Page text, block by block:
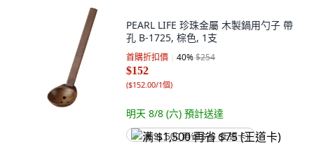
PEARL LIFE 珍珠金屬 木製鍋用勺子 帶
孔 B-1725, 棕色, 1支
首購折扣價 40%$254
$152
($152.00/1個)
明天 8/8 (六) 預計送達
满 $1,500 再省 $75 (王道卡)